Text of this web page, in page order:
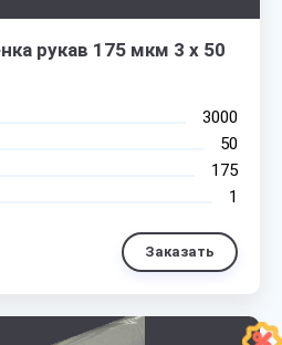
рукав 175 мкм 3 х 50
3000
50
175
1
Заказать